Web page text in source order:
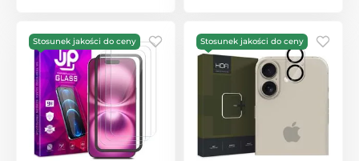
Stosunek jakości do ceny Stosunek jakości do ceny